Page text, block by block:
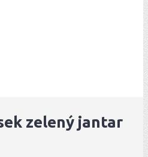
zelený jantar